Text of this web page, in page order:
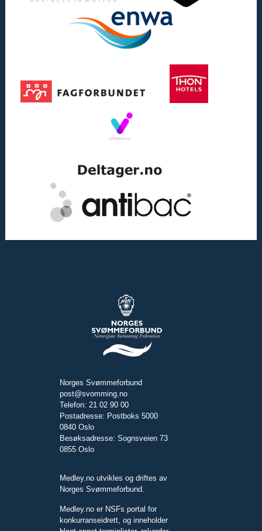
Norges Svømmeforbund
post@svomming.no
Telefon: 21 02 90 00
Postadresse: Postboks 5000
0840 Oslo
Besøksadresse: Sognsveien 73
0855 Oslo
Medley.no utvikles og driftes av
Norges Svømmeforbund.
Medley.no er NSFs portal for
konkurranseidrett, og inneholder